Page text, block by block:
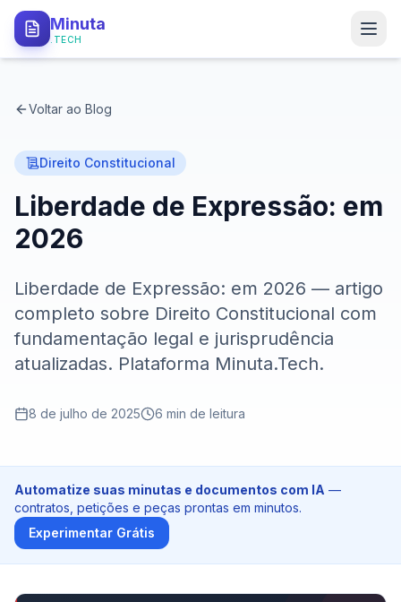
Minuta
.TECH
Como Funciona
Tipos de Minutas
API Local
Segurança
PARA QUEM
Procuradorias
Defensorias
Tribunais de Contas
Preços
Blog
Voltar ao Blog
Direito Constitucional
Liberdade de Expressão: em
2026
Liberdade de Expressão: em 2026 — artigo
completo sobre Direito Constitucional com
fundamentação legal e jurisprudência
atualizadas. Plataforma Minuta.Tech.
8 de julho de 2025 6 min de leitura
Automatize suas minutas e documentos com IA —
contratos, petições e peças prontas em minutos.
Experimentar Grátis